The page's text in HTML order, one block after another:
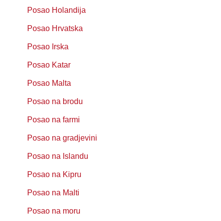
Posao Holandija
Posao Hrvatska
Posao Irska
Posao Katar
Posao Malta
Posao na brodu
Posao na farmi
Posao na gradjevini
Posao na Islandu
Posao na Kipru
Posao na Malti
Posao na moru